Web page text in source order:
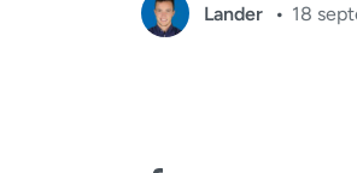
Lander 18